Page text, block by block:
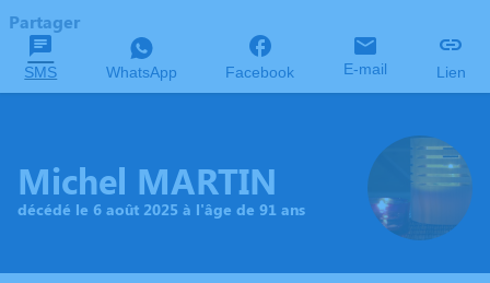
Partager
SMS WhatsApp Facebook E-mail Lien
Michel MARTIN
décédé le 6 août 2025 à l'âge de 91 ans